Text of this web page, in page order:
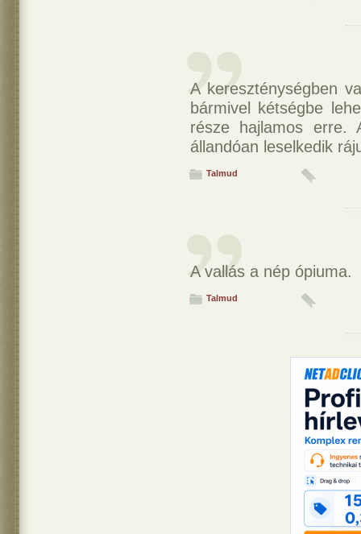
A kereszténységben
bármivel kétségbe
része hajlamos erre.
állandóan leselkedik
Talmud
A vallás a nép ópiuma.
Talmud